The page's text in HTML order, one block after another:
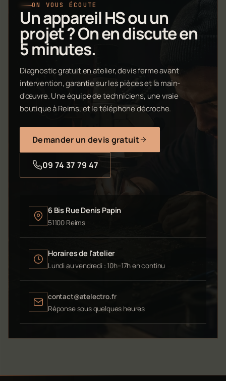
ON VOUS ÉCOUTE
Un appareil HS ou un
projet ? On en discute en
5 minutes.
Diagnostic gratuit en atelier, devis ferme avant
intervention, garantie sur les pièces et la main-
d'œuvre. Une équipe de techniciens, une vraie
boutique à Reims, et le téléphone décroche.
Demander un devis gratuit
09 74 37 79 47
6 Bis Rue Denis Papin
51100 Reims
Horaires de l'atelier
Lundi au vendredi : 10h–17h en continu
contact@atelectro.fr
Réponse sous quelques heures